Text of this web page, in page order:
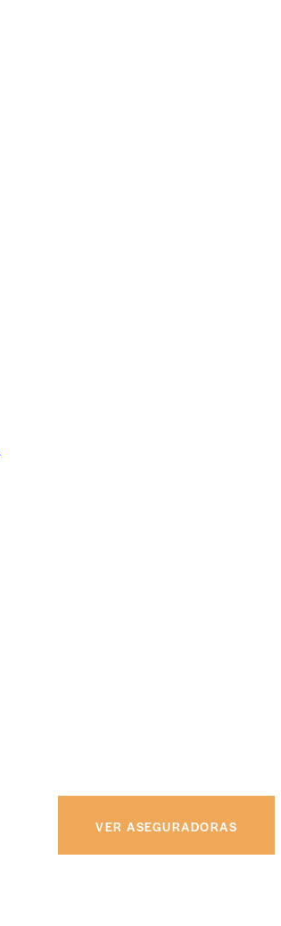
VER ASEGURADORAS